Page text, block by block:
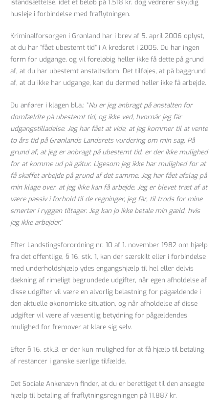
husleje i forbindelse med fraflytningen.
Kriminalforsorgen i Grønland har i brev af 5. april 2006 oplyst,
at du har ”fået ubestemt tid” i A kredsret i 2005. Du har ingen
form for udgange, og vil foreløbig heller ikke få dette på grund
af, at du har ubestemt anstaltsdom. Det tilføjes, at på baggrund
af, at du ikke har udgange, kan du dermed heller ikke få arbejde.
Du anfører i klagen bl.a.: ”Nu er jeg anbragt på anstalten for
domfældte på ubestemt tid, og ikke ved, hvornår jeg får
udgangstilladelse. Jeg har fået at vide, at jeg kommer til at vente
to års tid på Grønlands Landsrets vurdering om min sag. På
grund af, at jeg er anbragt på ubestemt tid, er der ikke mulighed
for at komme ud på gåtur. Ligesom jeg ikke har mulighed for at
få skaffet arbejde på grund af det samme. Jeg har fået afslag på
min klage over, at jeg ikke kan få arbejde. Jeg er blevet træt af at
være passiv i forhold til de regninger, jeg får, til trods for mine
smerter i ryggen tiltager. Jeg kan jo ikke betale min gæld, hvis
jeg ikke arbejder.”
Efter Landstingsforordning nr. 10 af 1. november 1982 om hjælp
fra det offentlige, § 16, stk. 1, kan der særskilt eller i forbindelse
med underholdshjælp ydes engangshjælp til hel eller delvis
dækning af rimeligt begrundede udgifter, når egen afholdelse af
disse udgifter vil være en alvorlig belastning for pågældende i
den aktuelle økonomiske situation, og når afholdelse af disse
udgifter vil være af væsentlig betydning for pågældendes
mulighed for fremover at klare sig selv.
Efter § 16, stk.3, er der kun mulighed for at få hjælp til betaling
af restancer i ganske særlige tilfælde.
Det Sociale Ankenævn finder, at du er berettiget til den ansøgte
hjælp til betaling af fraflytningsregningen på 11.887 kr.